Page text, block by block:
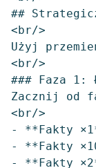
##
<br/>
Użyj
<br/>
### Faza 1:
Zacznij od
<br/>
- **Fakty
- **Fakty
- **Fakty